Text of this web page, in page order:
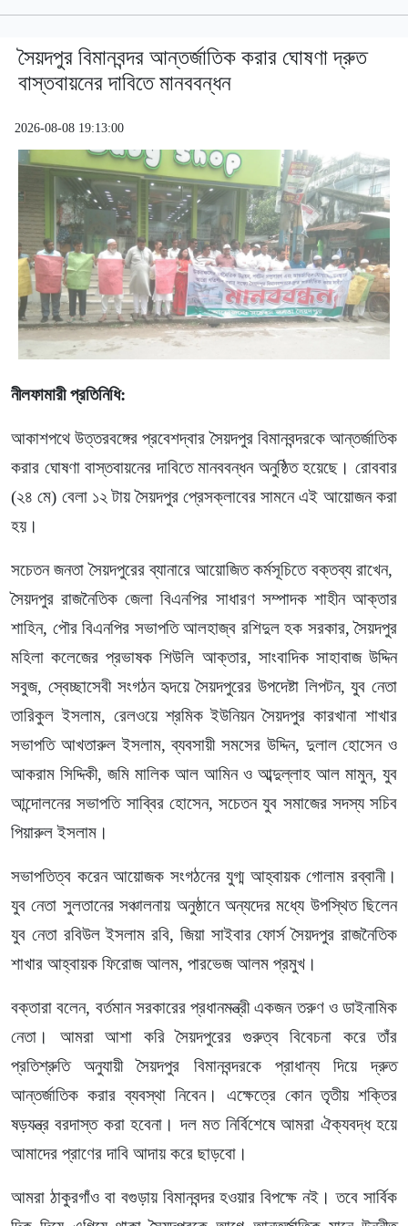
সৈয়দপুর বিমানবন্দর আন্তর্জাতিক করার ঘোষণা দ্রুত
বাস্তবায়নের দাবিতে মানববন্ধন
2026-08-08 19:13:00
নীলফামারী প্রতিনিধি:
আকাশপথে উত্তরবঙ্গের প্রবেশদ্বার সৈয়দপুর বিমানবন্দরকে আন্তর্জাতিক
করার ঘোষণা বাস্তবায়নের দাবিতে মানববন্ধন অনুষ্ঠিত হয়েছে। রোববার
(২৪ মে) বেলা ১২ টায় সৈয়দপুর প্রেসক্লাবের সামনে এই আয়োজন করা
হয়।
সচেতন জনতা সৈয়দপুরের ব্যানারে আয়োজিত কর্মসূচিতে বক্তব্য রাখেন,
সৈয়দপুর রাজনৈতিক জেলা বিএনপির সাধারণ সম্পাদক শাহীন আক্তার
শাহিন, পৌর বিএনপির সভাপতি আলহাজ্ব রশিদুল হক সরকার, সৈয়দপুর
মহিলা কলেজের প্রভাষক শিউলি আক্তার, সাংবাদিক সাহাবাজ উদ্দিন
সবুজ, স্বেচ্ছাসেবী সংগঠন হৃদয়ে সৈয়দপুরের উপদেষ্টা লিপটন, যুব নেতা
তারিকুল ইসলাম, রেলওয়ে শ্রমিক ইউনিয়ন সৈয়দপুর কারখানা শাখার
সভাপতি আখতারুল ইসলাম, ব্যবসায়ী সমসের উদ্দিন, দুলাল হোসেন ও
আকরাম সিদ্দিকী, জমি মালিক আল আমিন ও আব্দুল্লাহ আল মামুন, যুব
আন্দোলনের সভাপতি সাব্বির হোসেন, সচেতন যুব সমাজের সদস্য সচিব
পিয়ারুল ইসলাম।
সভাপতিত্ব করেন আয়োজক সংগঠনের যুগ্ম আহ্বায়ক গোলাম রব্বানী।
যুব নেতা সুলতানের সঞ্চালনায় অনুষ্ঠানে অন্যদের মধ্যে উপস্থিত ছিলেন
যুব নেতা রবিউল ইসলাম রবি, জিয়া সাইবার ফোর্স সৈয়দপুর রাজনৈতিক
শাখার আহ্বায়ক ফিরোজ আলম, পারভেজ আলম প্রমুখ।
বক্তারা বলেন, বর্তমান সরকারের প্রধানমন্ত্রী একজন তরুণ ও ডাইনামিক
নেতা। আমরা আশা করি সৈয়দপুরের গুরুত্ব বিবেচনা করে তাঁর
প্রতিশ্রুতি অনুযায়ী সৈয়দপুর বিমানবন্দরকে প্রাধান্য দিয়ে দ্রুত
আন্তর্জাতিক করার ব্যবস্থা নিবেন। এক্ষেত্রে কোন তৃতীয় শক্তির
ষড়যন্ত্র বরদাস্ত করা হবেনা। দল মত নির্বিশেষে আমরা ঐক্যবদ্ধ হয়ে
আমাদের প্রাণের দাবি আদায় করে ছাড়বো।
আমরা ঠাকুরগাঁও বা বগুড়ায় বিমানবন্দর হওয়ার বিপক্ষে নই। তবে সার্বিক